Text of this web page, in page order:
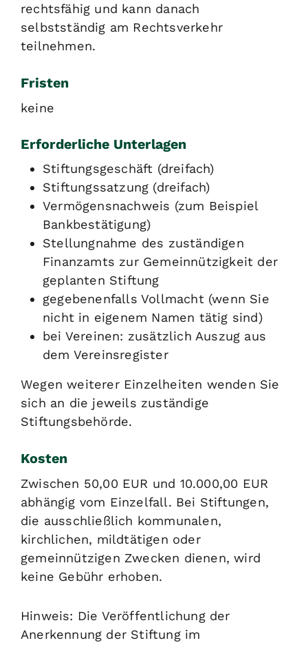
rechtsfähig und kann danach
selbstständig am Rechtsverkehr
teilnehmen.
Fristen
keine
Erforderliche Unterlagen
Stiftungsgeschäft (dreifach)
Stiftungssatzung (dreifach)
Vermögensnachweis (zum Beispiel
Bankbestätigung)
Stellungnahme des zuständigen
Finanzamts zur Gemeinnützigkeit der
geplanten Stiftung
gegebenenfalls Vollmacht (wenn Sie
nicht in eigenem Namen tätig sind)
bei Vereinen: zusätzlich Auszug aus
dem Vereinsregister
Wegen weiterer Einzelheiten wenden Sie
sich an die jeweils zuständige
Stiftungsbehörde.
Kosten
Zwischen 50,00 EUR und 10.000,00 EUR
abhängig vom Einzelfall. Bei Stiftungen,
die ausschließlich kommunalen,
kirchlichen, mildtätigen oder
gemeinnützigen Zwecken dienen, wird
keine Gebühr erhoben.
Hinweis: Die Veröffentlichung der
Anerkennung der Stiftung im